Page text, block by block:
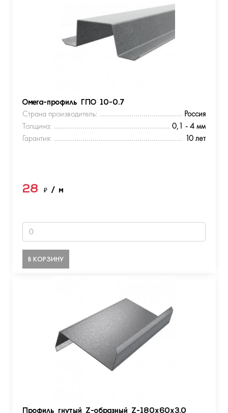
Омега-профиль ГПО 10-0.7
Страна производитель:
Россия
Толщина:
0,1 - 4 мм
Гарантия:
10 лет
28 ₽ / м
В КОРЗИНУ
Профиль гнутый Z-образный Z-180х60х3.0